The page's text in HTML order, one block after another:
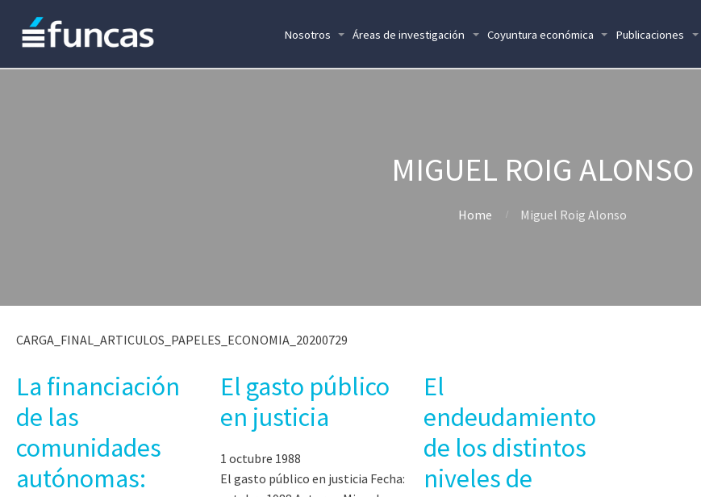
Nosotros Áreas de investigación Coyuntura económica Publicaciones
MIGUEL ROIG ALONSO
Home Miguel Roig Alonso
CARGA_FINAL_ARTICULOS_PAPELES_ECONOMIA_20200729
La financiación
de las
comunidades
autónomas:
El gasto público
en justicia
1 octubre 1988
El gasto público en justicia Fecha:
El
endeudamiento
de los distintos
niveles de